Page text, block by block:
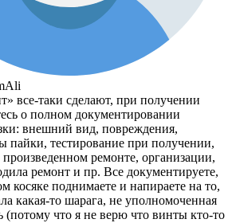
все-таки сделают, при получении
о полном документировании
внешний вид, повреждения,
пайки, тестирование при получении,
ремонте, организации,
ремонт и пр. Все документируете,
косяке поднимаете и напираете на то,
какая-то шарага, не уполномоченная
(потому что я не верю что винты кто-то